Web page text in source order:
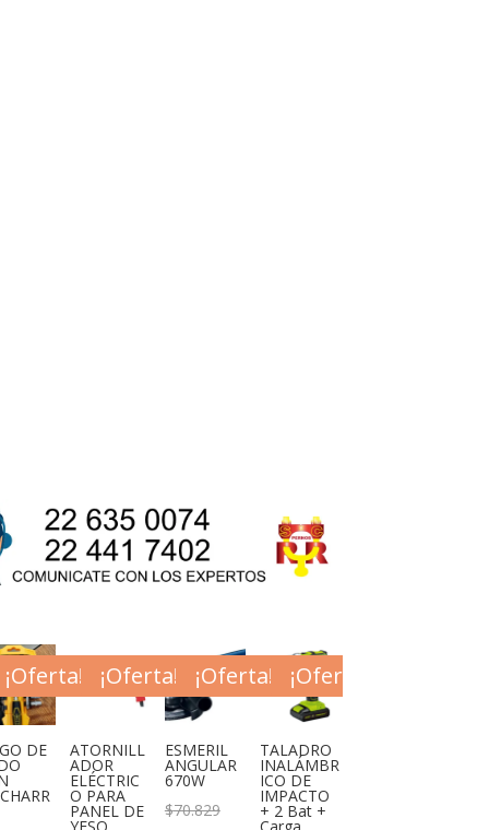
¡Oferta!
DE
¡Oferta!
ATORNILL
ADOR
ELÉCTRIC
O PARA
PANEL DE
¡Oferta!
ESMERIL
ANGULAR
670W
$70.829El
¡Oferta!
TALADRO
INALÁMBR
ICO DE
IMPACTO
+ 2 Bat +